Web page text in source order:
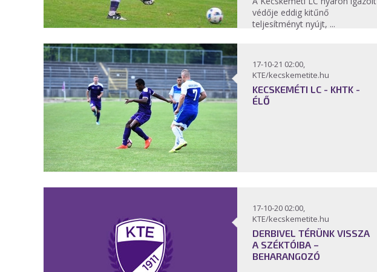
védője eddig kitűnő
teljesítményt nyújt, ...
17-10-21 02:00,
KTE/kecskemetite.hu
KECSKEMÉTI LC - KHTK -
ÉLŐ
17-10-20 02:00,
KTE/kecskemetite.hu
DERBIVEL TÉRÜNK VISSZA
A SZÉKTÓIBA –
BEHARANGOZÓ